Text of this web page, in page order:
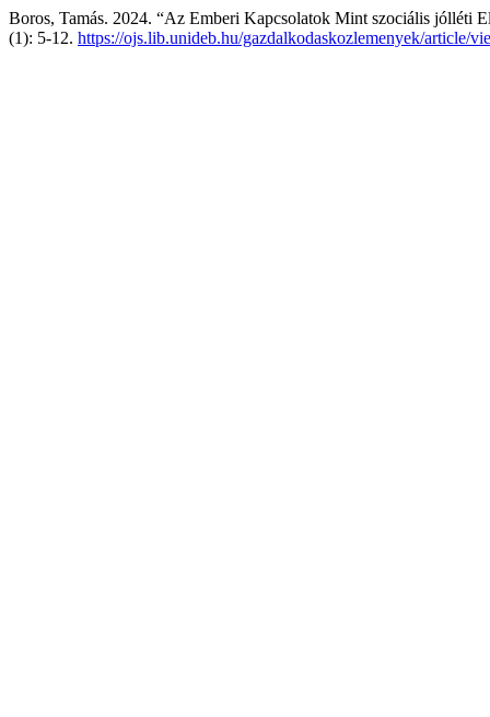
Boros, Tamás. 2024. “Az Emberi Kapcsolatok Mint szociális jólléti
(1): 5-12. https://ojs.lib.unideb.hu/gazdalkodaskozlemenyek/article/